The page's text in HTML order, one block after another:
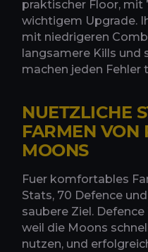
praktischer Floor, mit
wichtigem Upgrade.
mit niedrigeren
langsamere Kills und
machen jeden Fehler
NUETZLICHE
FARMEN VON
MOONS
Fuer komfortables
Stats, 70 Defence
saubere Ziel.
weil die Moons
nutzen, und